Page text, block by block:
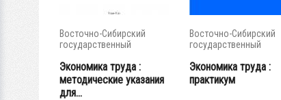
Восточно-Сибирский
государственный
Экономика труда :
методические указания
для...
Восточно-Сибирский
государственный
Экономика труда :
практикум